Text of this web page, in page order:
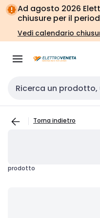
Vai alla
navigazione
Vai
alla
pagina
Ad agosto 2026
chiusure per il
Vedi calendario
Cerca input
Torna indietro
prodotto